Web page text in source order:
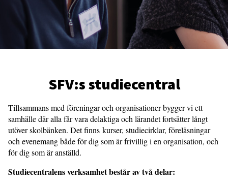
SFV:s studiecentral
Tillsammans med föreningar och organisationer bygger vi ett
samhälle där alla får vara delaktiga och lärandet fortsätter långt
utöver skolbänken. Det finns kurser, studiecirklar, föreläsningar
och evenemang både för dig som är frivillig i en organisation, och
för dig som är anställd.
Studiecentralens verksamhet består av två delar: